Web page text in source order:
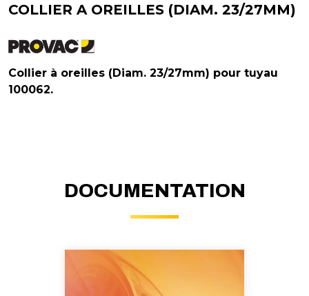
COLLIER A OREILLES (DIAM. 23/27MM)
Collier à oreilles (Diam. 23/27mm) pour tuyau
100062.
DOCUMENTATION